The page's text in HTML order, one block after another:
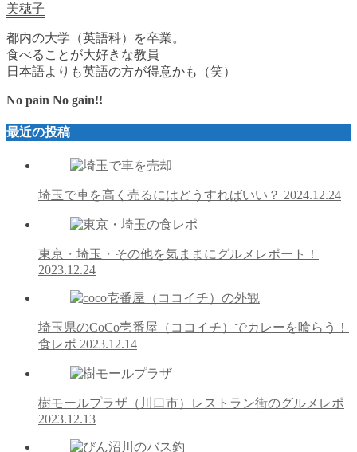
美穂子
都内の大学（英語科）を卒業。
食べることが大好きな教員
日本語よりも英語の方が得意かも（笑）
No pain No gain!!
最近の投稿
埼玉で車を高く売るにはどうすればいい？ 2024.12.24
東京・埼玉・その他を気ままにグルメレポート！
2023.12.24
埼玉県のCoCo壱番屋（ココイチ）でカレーを喰らう！
食レポ 2023.12.14
樹モールプラザ（川口市）レストラン街のグルメレポ
2023.12.13